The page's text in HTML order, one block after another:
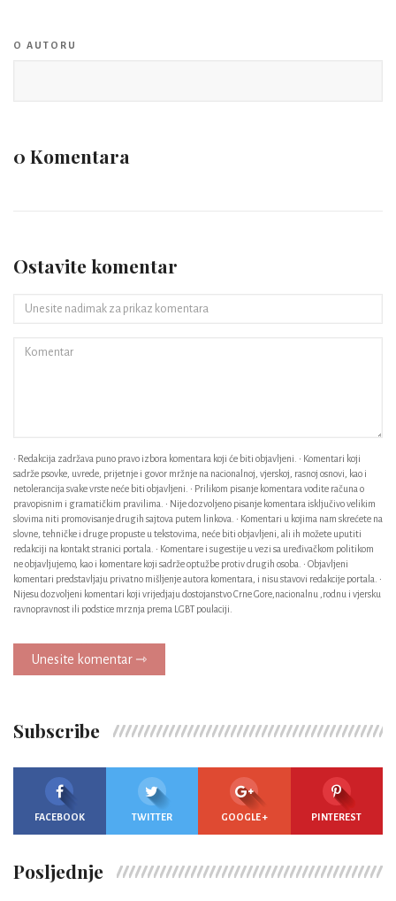
O AUTORU
0 Komentara
Ostavite komentar
• Redakcija zadržava puno pravo izbora komentara koji će biti objavljeni. • Komentari koji
sadrže psovke, uvrede, prijetnje i govor mržnje na nacionalnoj, vjerskoj, rasnoj osnovi, kao i
netolerancija svake vrste neće biti objavljeni. • Prilikom pisanje komentara vodite računa o
pravopisnim i gramatičkim pravilima. • Nije dozvoljeno pisanje komentara isključivo velikim
slovima niti promovisanje drugih sajtova putem linkova. • Komentari u kojima nam skrećete na
slovne, tehničke i druge propuste u tekstovima, neće biti objavljeni, ali ih možete uputiti
redakciji na kontakt stranici portala. • Komentare i sugestije u vezi sa uređivačkom politikom
ne objavljujemo, kao i komentare koji sadrže optužbe protiv drugih osoba. • Objavljeni
komentari predstavljaju privatno mišljenje autora komentara, i nisu stavovi redakcije portala. •
Nijesu dozvoljeni komentari koji vrijedjaju dostojanstvo Crne Gore,nacionalnu ,rodnu i vjersku
ravnopravnost ili podstice mrznja prema LGBT poulaciji.
Unesite komentar ⇾
Subscribe
FACEBOOK TWITTER GOOGLE + PINTEREST
Posljednje